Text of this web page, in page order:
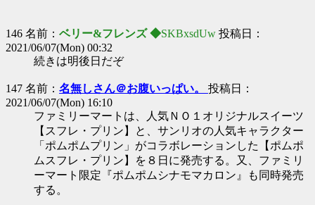
146 名前： ベリー&フレンズ ◆SKBxsdUw 投稿日：
2021/06/07(Mon) 00:32
続きは明後日だぞ
147 名前： 名無しさん＠お腹いっぱい。 投稿日：
2021/06/07(Mon) 16:10
ファミリーマートは、人気ＮＯ１オリジナルスイーツ
【スフレ・プリン】と、サンリオの人気キャラクター
「ポムポムプリン」がコラボレーションした【ポムポ
ムスフレ・プリン】を８日に発売する。又、ファミリ
ーマート限定『ポムポムシナモマカロン』も同時発売
する。